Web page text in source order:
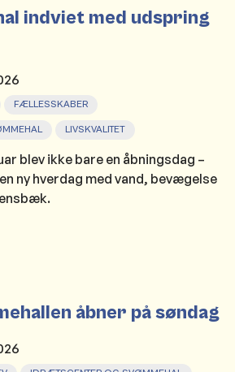
indviet med udspring
FÆLLESSKABER
LIVSKVALITET
blev ikke bare en åbningsdag –
ny hverdag med vand, bevægelse
åbner på søndag